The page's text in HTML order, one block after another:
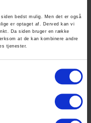
bedst mulig. Men det er også
er optaget af. Derved kan vi
Da siden bruger en række
at de kan kombinere andre
tjenester.